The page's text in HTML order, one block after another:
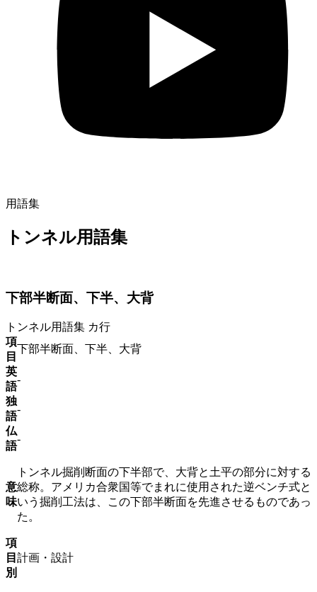
用語集
トンネル用語集
下部半断面、下半、大背
トンネル用語集 カ行
項
目
下部半断面、下半、大背
英
語
-
独
語
-
仏
語
-
意
味
トンネル掘削断面の下半部で、大背と土平の部分に対する
総称。アメリカ合衆国等でまれに使用された逆ベンチ式と
いう掘削工法は、この下部半断面を先進させるものであっ
た。
項
目
別
計画・設計